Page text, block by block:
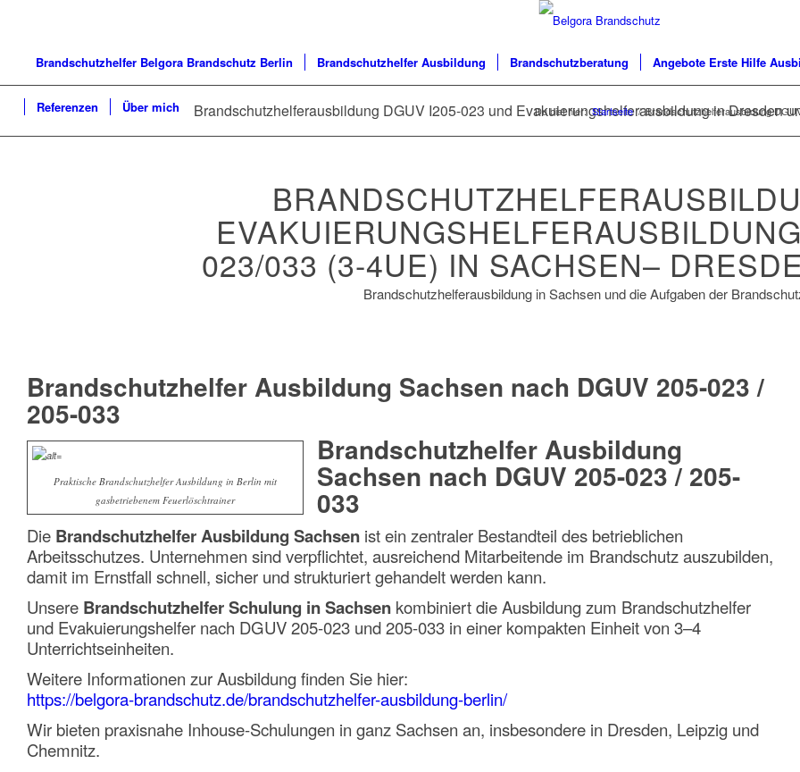
Brandschutzhelfer Belgora Brandschutz Berlin Brandschutzhelfer Ausbildung Brandschutzberatung Angebote Erste Hilfe
Referenzen Über mich Brandschutzhelferausbildung DGUV I205-023 und Evakuierungshelferausbildung in Dresden
Du bist hier: Startseite / Brandschutzhelferausbildung
023/033 (3-4UE) IN SACHSEN–
Brandschutzhelferausbildung in Sachsen und die Aufgaben der
Brandschutzhelfer Ausbildung Sachsen nach DGUV 205-023 /
205-033
Praktische Brandschutzhelfer Ausbildung in Berlin mit
gasbetriebenem Feuerlöschtrainer
Brandschutzhelfer Ausbildung
Sachsen nach DGUV 205-023 / 205-
033
Die Brandschutzhelfer Ausbildung Sachsen ist ein zentraler Bestandteil des betrieblichen
Arbeitsschutzes. Unternehmen sind verpflichtet, ausreichend Mitarbeitende im Brandschutz auszubilden,
damit im Ernstfall schnell, sicher und strukturiert gehandelt werden kann.
Unsere Brandschutzhelfer Schulung in Sachsen kombiniert die Ausbildung zum Brandschutzhelfer
und Evakuierungshelfer nach DGUV 205-023 und 205-033 in einer kompakten Einheit von 3–4
Unterrichtseinheiten.
Weitere Informationen zur Ausbildung finden Sie hier:
https://belgora-brandschutz.de/brandschutzhelfer-ausbildung-berlin/
Wir bieten praxisnahe Inhouse-Schulungen in ganz Sachsen an, insbesondere in Dresden, Leipzig und
Chemnitz.